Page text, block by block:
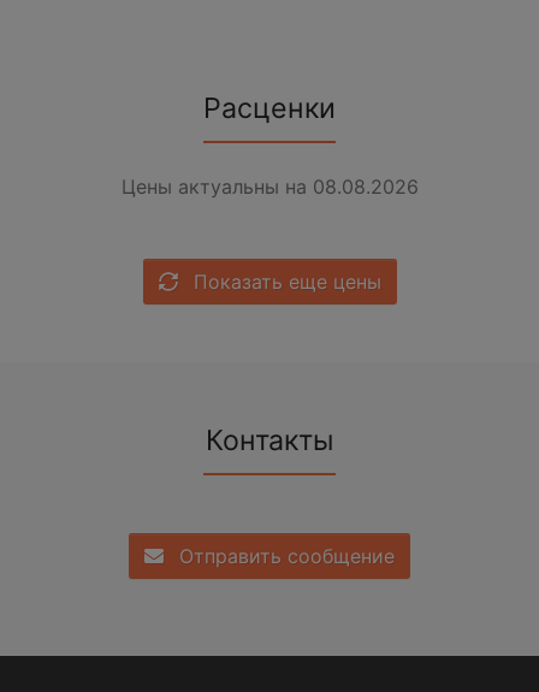
Расценки
Цены актуальны на 08.08.2026
Показать еще цены
Контакты
Отправить сообщение